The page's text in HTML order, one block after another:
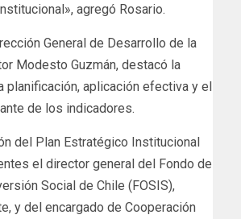
agregó Rosario.
General de Desarrollo de la
Modesto Guzmán, destacó la
planificación, aplicación efectiva y el
de los indicadores.
del Plan Estratégico Institucional
el director general del Fondo de
Social de Chile (FOSIS),
y del encargado de Cooperación